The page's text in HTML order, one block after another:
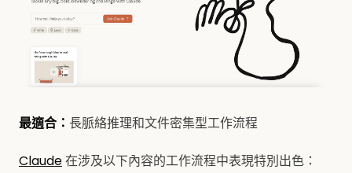
最適合： 長脈絡推理和文件密集型工作流程
Claude在涉及以下內容的工作流程中表現特別出色：